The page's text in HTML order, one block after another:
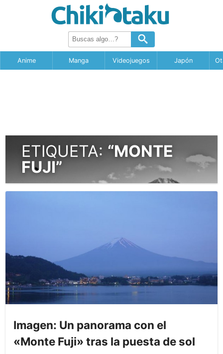
Anime Manga Videojuegos Japón
ETIQUETA: “MONTE
FUJI”
Imagen: Un panorama con el
«Monte Fuji» tras la puesta de sol